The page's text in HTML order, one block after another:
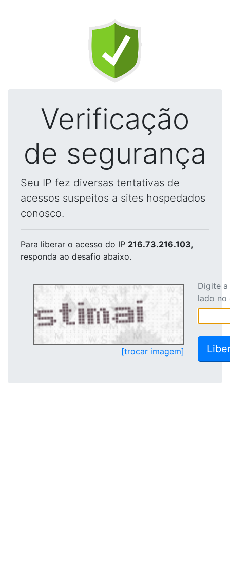
Verificação
de segurança
Seu IP fez diversas tentativas de
acessos suspeitos a sites hospedados
conosco.
Para liberar o acesso do IP 216.73.216.103,
responda ao desafio abaixo.
[trocar imagem]
Digite
lado no